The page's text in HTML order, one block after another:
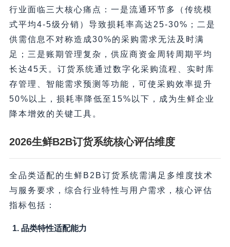
行业面临三大核心痛点：一是流通环节多（传统模
式平均4-5级分销）导致损耗率高达25-30%；二是
供需信息不对称造成30%的采购需求无法及时满
足；三是账期管理复杂，供应商资金周转周期平均
长达45天。订货系统通过数字化采购流程、实时库
存管理、智能需求预测等功能，可使采购效率提升
50%以上，损耗率降低至15%以下，成为生鲜企业
降本增效的关键工具。
2026生鲜B2B订货系统核心评估维度
全品类适配的生鲜B2B订货系统需满足多维度技术
与服务要求，综合行业特性与用户需求，核心评估
指标包括：
1. 品类特性适配能力